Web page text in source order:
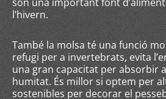
l’hivern.
També la molsa té una funció
refugi per a invertebrats, evita
una gran capacitat per absorbir
humitat. És millor si optem per
sostenibles per decorar el